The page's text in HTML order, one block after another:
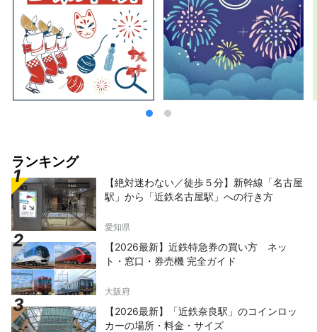
ランキング
【絶対迷わない／徒歩５分】新幹線「名古屋
駅」から「近鉄名古屋駅」への行き方
愛知県
【2026最新】近鉄特急券の買い方 ネッ
ト・窓口・券売機 完全ガイド
大阪府
【2026最新】「近鉄奈良駅」のコインロッ
カーの場所・料金・サイズ